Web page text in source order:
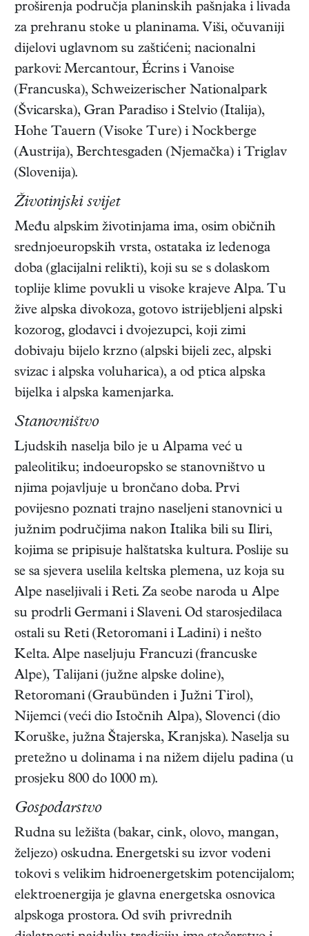
proširenja područja planinskih pašnjaka i livada
za prehranu stoke u planinama. Viši, očuvaniji
dijelovi uglavnom su zaštićeni; nacionalni
parkovi: Mercantour, Écrins i Vanoise
(Francuska), Schweizerischer Nationalpark
(Švicarska), Gran Paradiso i Stelvio (Italija),
Hohe Tauern (Visoke Ture) i Nockberge
(Austrija), Berchtesgaden (Njemačka) i Triglav
(Slovenija).
Životinjski svijet
Među alpskim životinjama ima, osim običnih
srednjoeuropskih vrsta, ostataka iz ledenoga
doba (glacijalni relikti), koji su se s dolaskom
toplije klime povukli u visoke krajeve Alpa. Tu
žive alpska divokoza, gotovo istrijebljeni alpski
kozorog, glodavci i dvojezupci, koji zimi
dobivaju bijelo krzno (alpski bijeli zec, alpski
svizac i alpska voluharica), a od ptica alpska
bijelka i alpska kamenjarka.
Stanovništvo
Ljudskih naselja bilo je u Alpama već u
paleolitiku; indoeuropsko se stanovništvo u
njima pojavljuje u brončano doba. Prvi
povijesno poznati trajno naseljeni stanovnici u
južnim područjima nakon Italika bili su Iliri,
kojima se pripisuje halštatska kultura. Poslije su
se sa sjevera uselila keltska plemena, uz koja su
Alpe naseljivali i Reti. Za seobe naroda u Alpe
su prodrli Germani i Slaveni. Od starosjedilaca
ostali su Reti (Retoromani i Ladini) i nešto
Kelta. Alpe naseljuju Francuzi (francuske
Alpe), Talijani (južne alpske doline),
Retoromani (Graubünden i Južni Tirol),
Nijemci (veći dio Istočnih Alpa), Slovenci (dio
Koruške, južna Štajerska, Kranjska). Naselja su
pretežno u dolinama i na nižem dijelu padina (u
prosjeku 800 do 1000 m).
Gospodarstvo
Rudna su ležišta (bakar, cink, olovo, mangan,
željezo) oskudna. Energetski su izvor vodeni
tokovi s velikim hidroenergetskim potencijalom;
elektroenergija je glavna energetska osnovica
alpskoga prostora. Od svih privrednih